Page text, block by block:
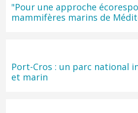
"Pour une approche
mammifères marins de
Port-Cros : un parc national
et marin